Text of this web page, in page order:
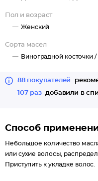
Пол и возраст
Женский
Сорта масел
Виноградной косточки /
88 покупателей
107 раз добавили в
Способ
Небольшое количество
или сухие волосы,
Приступить к укладке волос.